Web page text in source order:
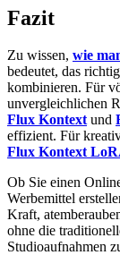
Fazit
Zu wissen, wie
bedeutet, das
kombinieren. Für
unvergleichlichen
Flux Kontextund
effizient. Für
Flux Kontext
Ob Sie einen
Werbemittel
Kraft,
ohne die
Studioaufnahmen